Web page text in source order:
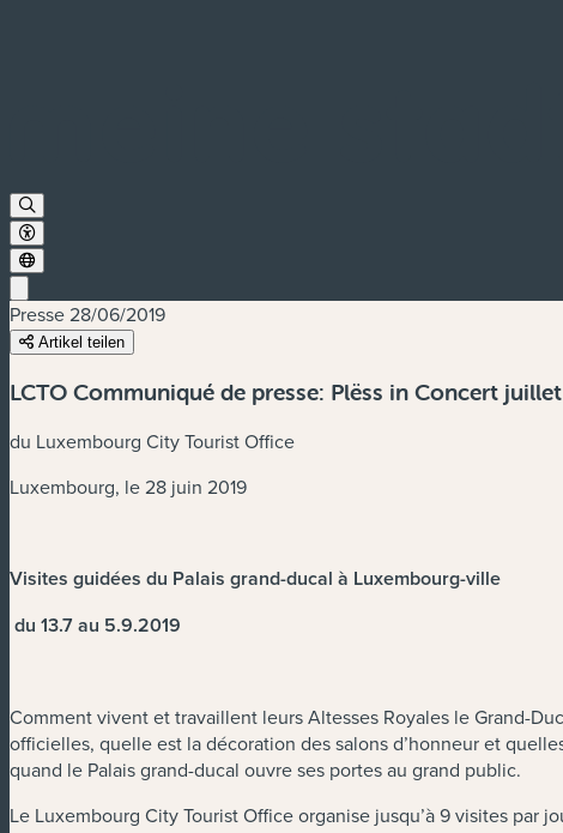
Presse28/06/2019
Artikel teilen
LCTO Communiqué de presse: Plëss in Concert
du Luxembourg City Tourist Office
Luxembourg, le 28 juin 2019
Visites guidées du Palais grand-ducal à Luxembourg-ville
du 13.7 au 5.9.2019
Comment vivent et travaillent leurs Altesses Royales le Grand-
officielles, quelle est la décoration des salons d’honneur et
quand le Palais grand-ducal ouvre ses portes au grand public.
Le Luxembourg City Tourist Office organise jusqu’à 9 visites par